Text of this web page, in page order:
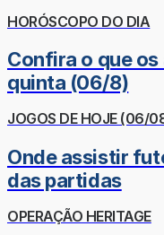
HORÓSCOPO DO DIA
Confira o que
quinta (06/8)
JOGOS DE HOJE (06/
Onde assistir
das partidas
OPERAÇÃO HERITAGE